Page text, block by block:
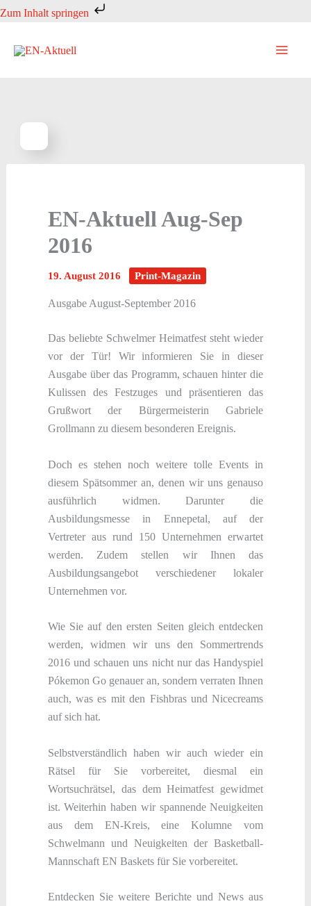
Zum Inhalt springen
Zum
springen
EN-Aktuell Aug-Sep
2016
19. August 2016 Print-Magazin
Ausgabe August-September 2016
Das beliebte Schwelmer Heimatfest steht wieder
vor der Tür! Wir informieren Sie in dieser
Ausgabe über das Programm, schauen hinter die
Kulissen des Festzuges und präsentieren das
Grußwort der Bürgermeisterin Gabriele
Grollmann zu diesem besonderen Ereignis.
Doch es stehen noch weitere tolle Events in
diesem Spätsommer an, denen wir uns genauso
ausführlich widmen. Darunter die
Ausbildungsmesse in Ennepetal, auf der
Vertreter aus rund 150 Unternehmen erwartet
werden. Zudem stellen wir Ihnen das
Ausbildungsangebot verschiedener lokaler
Unternehmen vor.
Wie Sie auf den ersten Seiten gleich entdecken
werden, widmen wir uns den Sommertrends
2016 und schauen uns nicht nur das Handyspiel
Pókemon Go genauer an, sondern verraten Ihnen
auch, was es mit den Fishbras und Nicecreams
auf sich hat.
Selbstverständlich haben wir auch wieder ein
Rätsel für Sie vorbereitet, diesmal ein
Wortsuchrätsel, das dem Heimatfest gewidmet
ist. Weiterhin haben wir spannende Neuigkeiten
aus dem EN-Kreis, eine Kolumne vom
Schwelmann und Neuigkeiten der Basketball-
Mannschaft EN Baskets für Sie vorbereitet.
Entdecken Sie weitere Berichte und News aus